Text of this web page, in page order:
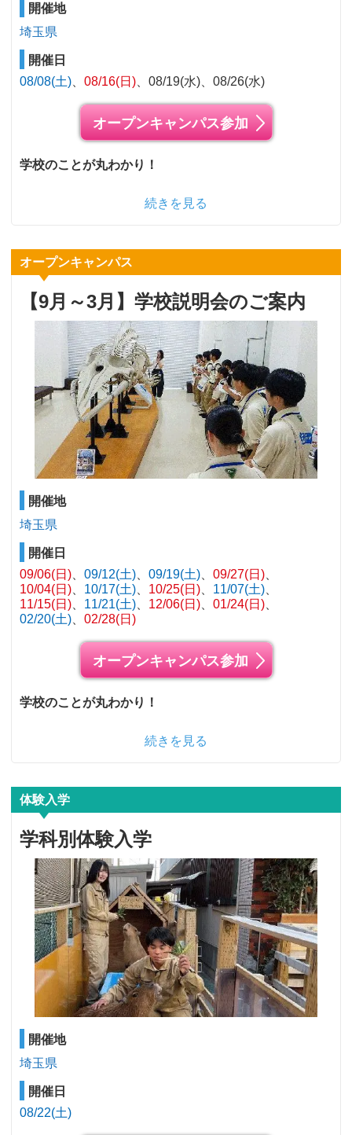
開催地
埼玉県
開催日
08/08(土)
08/16(日) 08/19(水) 08/26(水)
オープンキャンパス参加
学校のことが丸わかり！
続きを見る
オープンキャンパス
【9月～3月】学校説明会のご案内
開催地
埼玉県
開催日
09/06(日)
09/12(土) 09/19(土)
09/27(日)
10/04(日)
10/17(土) 10/25(日)
11/07(土)
11/15(日)
11/21(土) 12/06(日)
01/24(日)
02/20(土)
02/28(日)
オープンキャンパス参加
学校のことが丸わかり！
続きを見る
体験入学
学科別体験入学
開催地
埼玉県
開催日
08/22(土)